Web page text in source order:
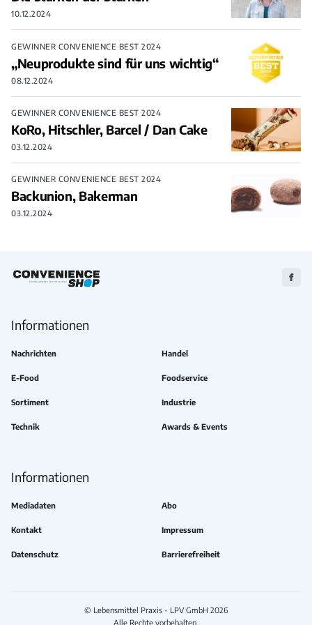
10.12.2024
GEWINNER CONVENIENCE BEST 2024
„Neuprodukte sind für uns wichtig“
08.12.2024
GEWINNER CONVENIENCE BEST 2024
KoRo, Hitschler, Barcel / Dan Cake
03.12.2024
GEWINNER CONVENIENCE BEST 2024
Backunion, Bakerman
03.12.2024
Zu
Informationen
Nachrichten Handel
E-Food Foodservice
Sortiment Industrie
Technik Awards & Events
Informationen
Mediadaten Abo
Kontakt Impressum
Datenschutz Barrierefreiheit
© Lebensmittel Praxis - LPV GmbH 2026
Alle Rechte vorbehalten.